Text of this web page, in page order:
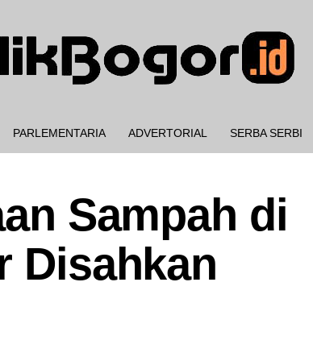
PARLEMENTARIA ADVERTORIAL SERBA SERBI
Sampah di
Disahkan